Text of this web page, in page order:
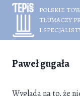
Przejdź
treści
POLSKIE
TŁUMACZY
I
Paweł gugała
Wygląda na to, że